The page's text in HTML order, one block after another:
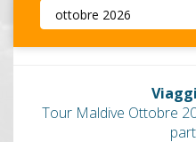
Tour Maldive Ottobre